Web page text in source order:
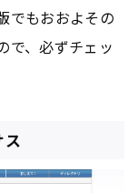
でもおおよその
で、必ずチェッ
ス